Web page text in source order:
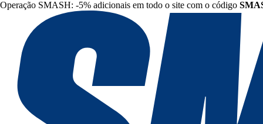
Operação SMASH: -5% adicionais em todo o site com o código